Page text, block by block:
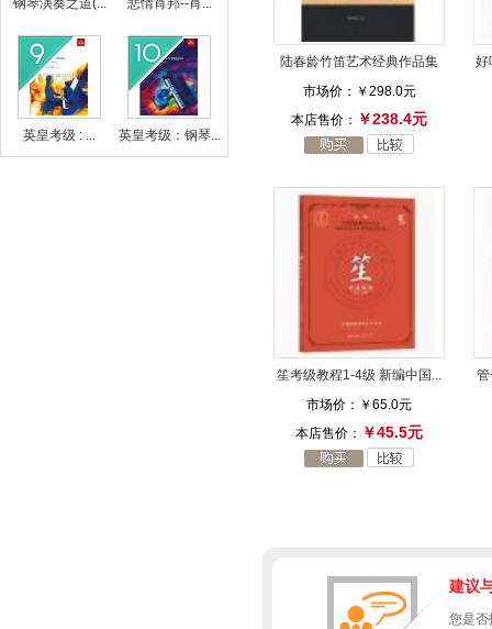
钢琴演奏之道(... 悲情肖邦--肖...
英皇考级 : ... 英皇考级：钢琴...
陆春龄竹笛艺术经典作品集
市场价： ￥298.0元
本店售价： ￥238.4元
好
笙考级教程1-4级 新编中国...
市场价： ￥65.0元
本店售价： ￥45.5元
建议
您是否